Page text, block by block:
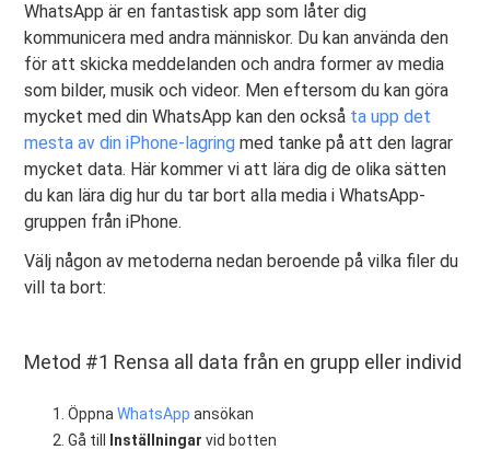
WhatsApp är en fantastisk app som låter dig
kommunicera med andra människor. Du kan använda den
för att skicka meddelanden och andra former av media
som bilder, musik och videor. Men eftersom du kan göra
mycket med din WhatsApp kan den också ta upp det
mesta av din iPhone-lagring med tanke på att den lagrar
mycket data. Här kommer vi att lära dig de olika sätten
du kan lära dig hur du tar bort alla media i WhatsApp-
gruppen från iPhone.
Välj någon av metoderna nedan beroende på vilka filer du
vill ta bort:
Metod #1 Rensa all data från en grupp eller individ
ÖppnaWhatsApp ansökan
Gå till
Inställningar vid botten